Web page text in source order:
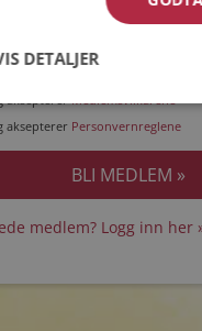
akseptererMedlemsvilkårene
aksepterer Personvernreglene
medlem? Logg inn her
DETALJER